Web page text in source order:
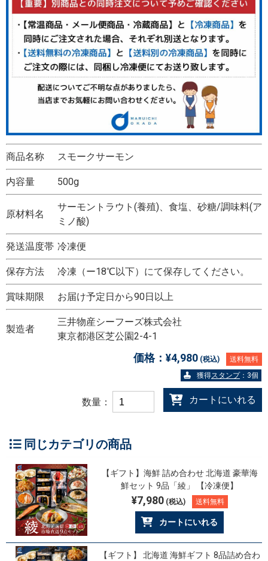
商品名称 スモークサーモン
内容量 500g
原材料名
サーモントラウト(養殖)、食塩、砂糖/調味料(ア
ミノ酸)
発送温度帯 冷凍便
保存方法 冷凍（ー18℃以下）にて保存してください。
賞味期限 お届け予定日から90日以上
製造者
三井物産シーフーズ株式会社
東京都港区芝公園2-4-1
価格： ¥4,980 (税込)
送料無料
獲得スタンプ：3個
数量： カートにいれる
同じカテゴリの商品
【ギフト】海鮮 詰め合わせ 北海道 豪華海
鮮セット 9品「綾」 【冷凍便】
¥7,980(税込) 送料無料
カートにいれる
【ギフト】 北海道 海鮮ギフト 8品詰め合わ